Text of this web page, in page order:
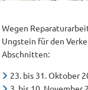
Wegen
Ungstein für den
Abschnitten:
23. bis 31. Oktober